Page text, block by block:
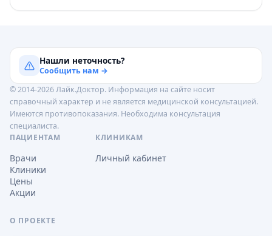
Нашли неточность?
Сообщить нам →
© 2014-2026 Лайк.Доктор. Информация на сайте носит
справочный характер и не является медицинской консультацией.
Имеются противопоказания. Необходима консультация
специалиста.
ПАЦИЕНТАМ
Врачи
Клиники
Цены
Акции
КЛИНИКАМ
Личный кабинет
О ПРОЕКТЕ